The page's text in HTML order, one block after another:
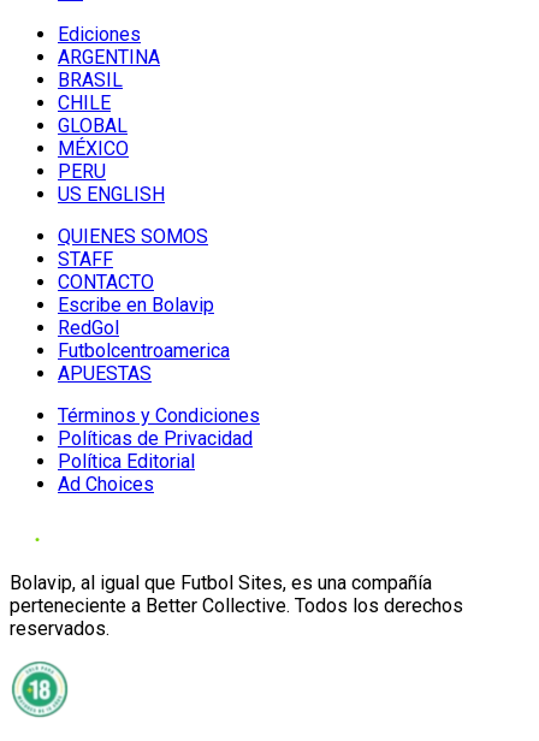
Ediciones
ARGENTINA
BRASIL
CHILE
GLOBAL
MÉXICO
PERU
US ENGLISH
QUIENES SOMOS
STAFF
CONTACTO
Escribe en Bolavip
RedGol
Futbolcentroamerica
APUESTAS
Términos y Condiciones
Políticas de Privacidad
Política Editorial
Ad Choices
Bolavip, al igual que Futbol Sites, es una compañía
perteneciente a Better Collective. Todos los derechos
reservados.